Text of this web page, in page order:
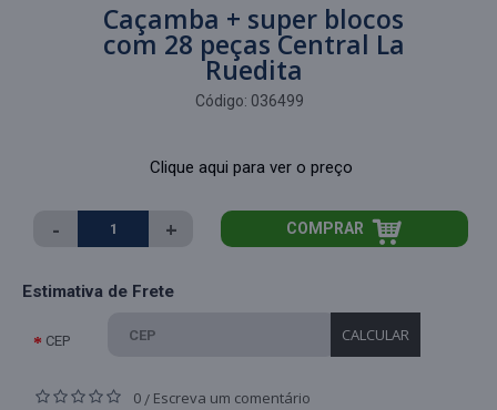
Caçamba + super blocos
com 28 peças Central La
Ruedita
Código: 036499
Clique aqui para ver o preço
- + COMPRAR
Estimativa de Frete
CEP CALCULAR
0 / Escreva um comentário